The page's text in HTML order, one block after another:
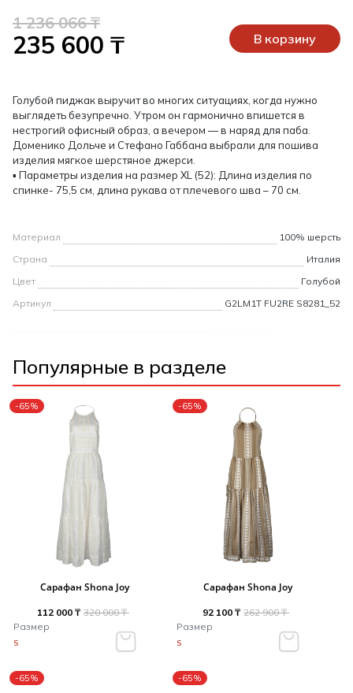
1 236 066 ₸
235 600 ₸ В корзину
Голубой пиджак выручит во многих ситуациях, когда нужно
выглядеть безупречно. Утром он гармонично впишется в
нестрогий офисный образ, а вечером — в наряд для паба.
Доменико Дольче и Стефано Габбана выбрали для пошива
изделия мягкое шерстяное джерси.
▪ Параметры изделия на размер XL (52): Длина изделия по
спинке- 75,5 см, длина рукава от плечевого шва – 70 см.
Материал
100% шерсть
Страна
Италия
Цвет
Голубой
Артикул
G2LM1T FU2RE S8281_52
Популярные в разделе
-65%
Сарафан Shona Joy
112 000 ₸ 320 000 ₸
Размер
S
-65%
Сарафан Shona Joy
92 100 ₸ 262 900 ₸
Размер
S
-65% -65%